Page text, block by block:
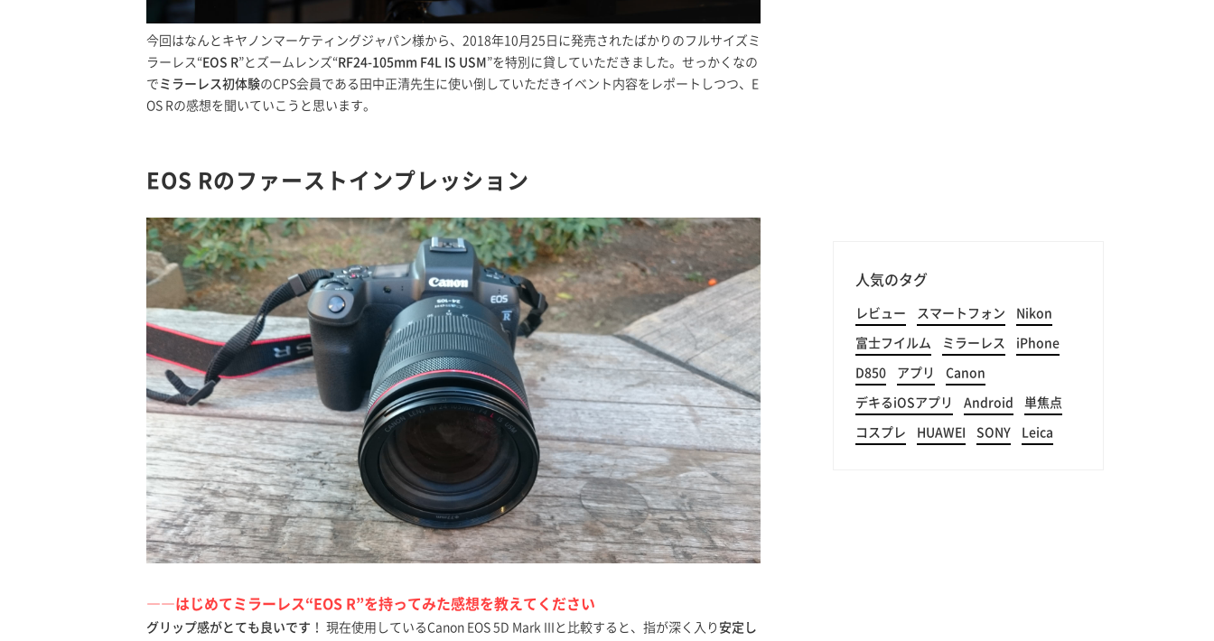
今回はなんとキヤノンマーケティングジャパン様から、2018年10月25日に発売されたばかりのフルサイズミ
ラーレス“ EOS R”とズームレンズ“ RF24-105mm F4L IS USM ”を特別に貸していただきました。せっかくなの
で ミラーレス初体験のCPS会員である田中正清先生に使い倒していただきイベント内容をレポートしつつ、E
OS Rの感想を聞いていこうと思います。
EOS Rのファーストインプレッション
――はじめてミラーレス“EOS R”を持ってみた感想を教えてください
グリップ感がとても良いです ！ 現在使用しているCanon EOS 5D Mark IIIと比較すると、指が深く入り 安定し
人気のタグ
レビュー スマートフォン Nikon
富士フイルム ミラーレス iPhone
D850 アプリ Canon
デキるiOSアプリ Android 単焦点
コスプレ HUAWEI SONY Leica